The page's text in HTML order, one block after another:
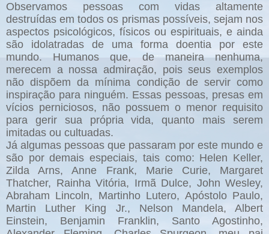
Observamos pessoas com vidas altamente
destruídas em todos os prismas possíveis, sejam nos
aspectos psicológicos, físicos ou espirituais, e ainda
são idolatradas de uma forma doentia por este
mundo. Humanos que, de maneira nenhuma,
merecem a nossa admiração, pois seus exemplos
não dispõem da mínima condição de servir como
inspiração para ninguém. Essas pessoas, presas em
vícios perniciosos, não possuem o menor requisito
para gerir sua própria vida, quanto mais serem
imitadas ou cultuadas.
Já algumas pessoas que passaram por este mundo e
são por demais especiais, tais como: Helen Keller,
Zilda Arns, Anne Frank, Marie Curie, Margaret
Thatcher, Rainha Vitória, Irmã Dulce, John Wesley,
Abraham Lincoln, Martinho Lutero, Apóstolo Paulo,
Martin Luther King Jr., Nelson Mandela, Albert
Einstein, Benjamin Franklin, Santo Agostinho,